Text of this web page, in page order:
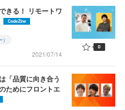
きる！ リモートワ
CodeZine
2021/07/14
0
「品質に向き合う
ためにフロントエ